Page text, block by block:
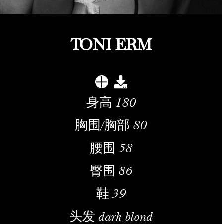
TONI ERM
身高 180
胸围/胸部 80
腰围 58
臀围 86
鞋 39
头发 dark blond